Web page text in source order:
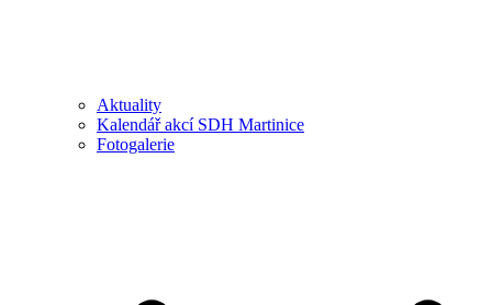
Aktuality
Kalendář akcí SDH Martinice
Fotogalerie